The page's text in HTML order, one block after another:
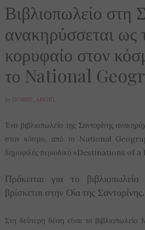
Βιβλιοπωλείο στη
ανακηρύσσεται ως
κορυφαίο στον
το National
by GOSSIP_ANGEL
Ένα βιβλιοπωλείο της Σαντορίνης
στον κόσμο, από το National
δημοφιλές περιοδικό «Destinations of
Πρόκειται για το
βρίσκεται στην Οία της Σαντορίνης.
Στη δεύτερη θέση είναι το